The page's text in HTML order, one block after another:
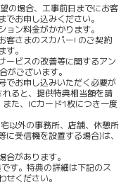
の場合、⼯事前⽇までにお客
お申し込みください。
ョン料金がかかります。
客さまのスカパー! のご契約
。
ービスの改善等に関するアン
がございます。
でお申し込みいただく必要が
ると、提供特典相当額を請
た、ICカード1枚につき一度
以外の事務所、店舗、休憩所
受信機を設置する場合)は、
合があります。
す。特典の詳細は下記のス
ください。